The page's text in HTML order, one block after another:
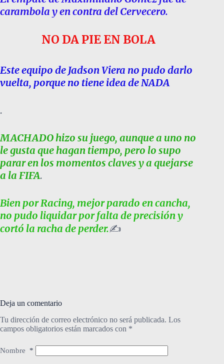
carambola y en contra del Cervecero.
NO DA PIE EN BOLA
Este equipo de Jadson Viera no pudo darlo
vuelta, porque no tiene idea de NADA
.
MACHADO hizo su juego, aunque a uno no
le gusta que hagan tiempo, pero lo supo
parar en los momentos claves y a quejarse
a la FIFA.
Bien por Racing, mejor parado en cancha,
no pudo liquidar por falta de precisión y
cortó la racha de perder.✍️
Deja un comentario
Tu dirección de correo electrónico no será publicada. Los
campos obligatorios están marcados con *
Nombre *